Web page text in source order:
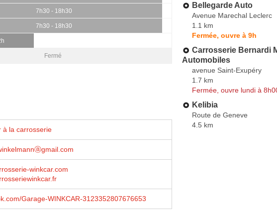
7h30 - 18h30
7h30 - 18h30
Fermé
à la carrosserie
winkcar.com
Garage-WINKCAR-3123352807676653
Bellegarde Auto
Avenue Marechal Leclerc
1.1 km
Fermée, ouvre à 9h
Carrosserie Bernardi
Automobiles
avenue Saint-Exupéry
1.7 km
Fermée, ouvre lundi à
Kelibia
Route de Geneve
4.5 km